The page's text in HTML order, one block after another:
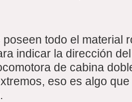
todo el material
indicar la dirección
de cabina
eso es algo